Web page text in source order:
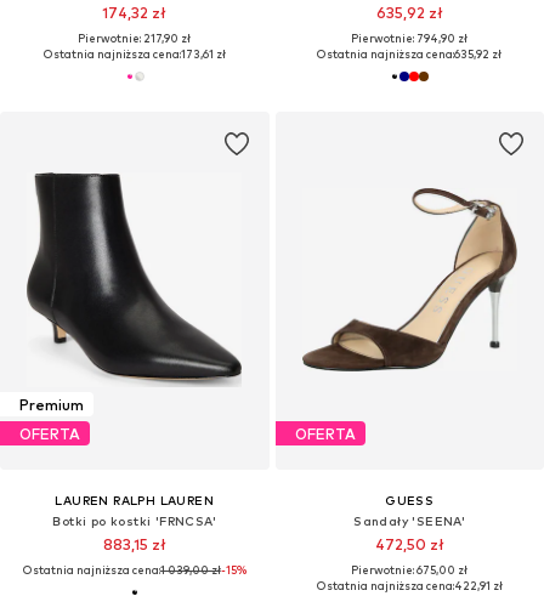
174,32 zł
Pierwotnie: 217,90 zł
Ostatnia najniższa cena:173,61 zł
635,92 zł
Pierwotnie: 794,90 zł
Ostatnia najniższa cena:635,92 zł
Premium
OFERTA
LAUREN RALPH LAUREN
Botki po kostki 'FRNCSA'
883,15 zł
Ostatnia najniższa cena:1 039,00 zł-15%
OFERTA
GUESS
Sandały 'SEENA'
472,50 zł
Pierwotnie: 675,00 zł
Ostatnia najniższa cena:422,91 zł